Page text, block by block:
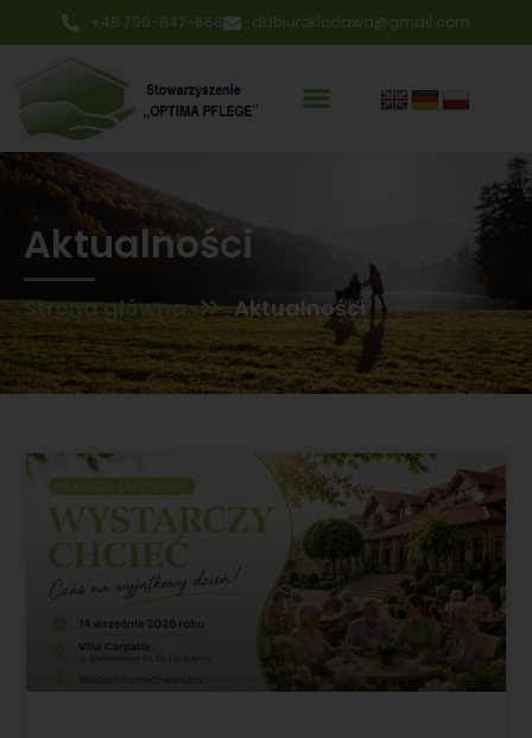
+48 790-847-666 ddbiuroklodawa@gmail.com
Aktualności
Strona główna Aktualności